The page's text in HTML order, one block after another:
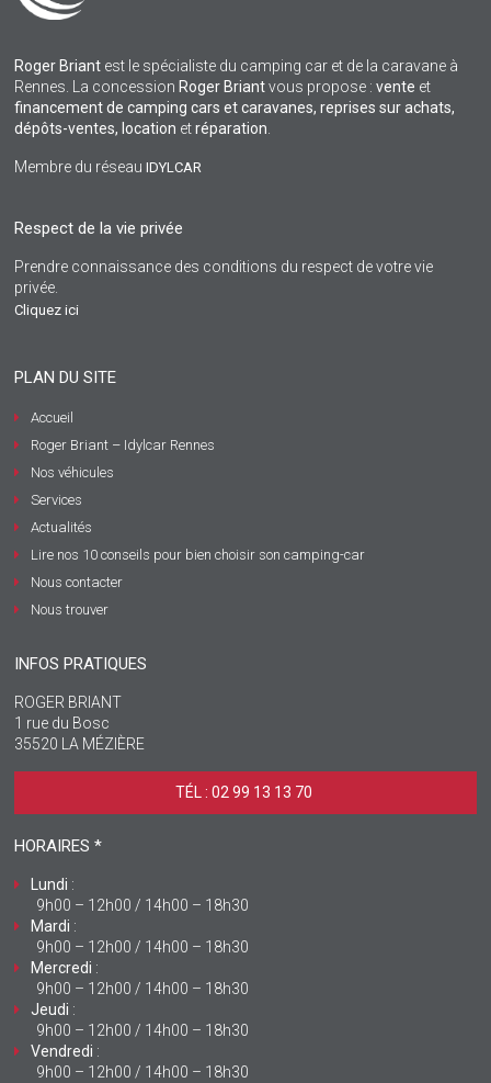
Roger Briant est le spécialiste du camping car et de la caravane à
Rennes. La concession Roger Briantvous propose : vente et
financement de camping cars et caravanes, reprises sur achats,
dépôts-ventes, location etréparation
Membre du réseauIDYLCAR
Respect de la vie privée
Prendre connaissance des conditions du respect de votre vie
privée.
Cliquez ici
PLAN DU SITE
Accueil
Roger Briant – Idylcar Rennes
Nos véhicules
Services
Actualités
Lire nos 10 conseils pour bien choisir son camping-car
Nous contacter
Nous trouver
INFOS PRATIQUES
ROGER BRIANT
1 rue du Bosc
35520 LA MÉZIÈRE
TÉL : 02 99 13 13 70 ‎
HORAIRES *
Lundi :
9h00 – 12h00 / 14h00 – 18h30
Mardi :
9h00 – 12h00 / 14h00 – 18h30
Mercredi :
9h00 – 12h00 / 14h00 – 18h30
Jeudi :
9h00 – 12h00 / 14h00 – 18h30
Vendredi :
9h00 – 12h00 / 14h00 – 18h30